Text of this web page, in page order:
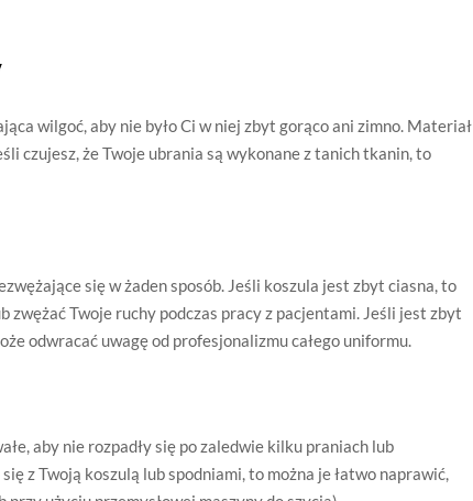
wilgoć, aby nie było Ci w niej zbyt gorąco ani zimno. Materiał
czujesz, że Twoje ubrania są wykonane z tanich tkanin, to
się w żaden sposób. Jeśli koszula jest zbyt ciasna, to
zwężać Twoje ruchy podczas pracy z pacjentami. Jeśli jest zbyt
odwracać uwagę od profesjonalizmu całego uniformu.
aby nie rozpadły się po zaledwie kilku praniach lub
z Twoją koszulą lub spodniami, to można je łatwo naprawić,